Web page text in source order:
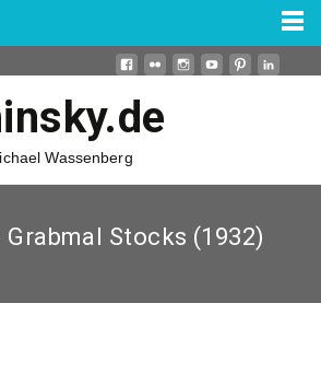
Wassenberg
Grabmal Stocks (1932)